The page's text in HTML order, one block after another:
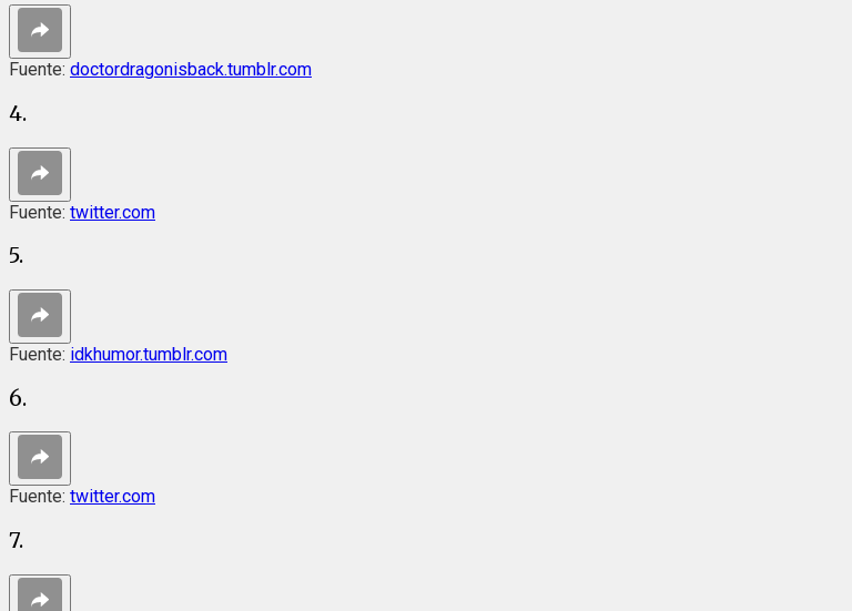
Fuente: doctordragonisback.tumblr.com
4.
Fuente: twitter.com
5.
Fuente: idkhumor.tumblr.com
6.
Fuente: twitter.com
7.